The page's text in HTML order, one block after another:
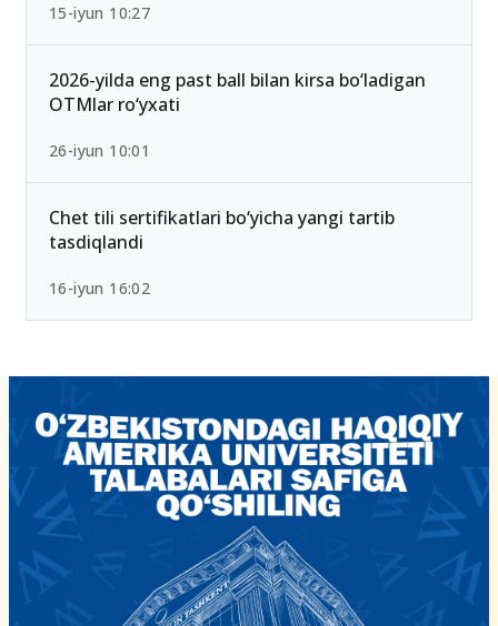
15-iyun 10:27
2026-yilda eng past ball bilan kirsa bo‘ladigan
OTMlar ro‘yxati
26-iyun 10:01
Chet tili sertifikatlari bo‘yicha yangi tartib
tasdiqlandi
16-iyun 16:02